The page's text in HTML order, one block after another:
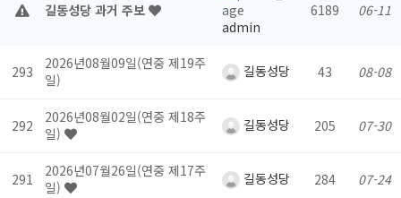
길동성당 과거 주보
admin
6189 06-11
293
2026년08월09일(연중 제19주
일)
길동성당 43 08-08
292
2026년08월02일(연중 제18주
일)
길동성당 205 07-30
291
2026년07월26일(연중 제17주
일)
길동성당 284 07-24